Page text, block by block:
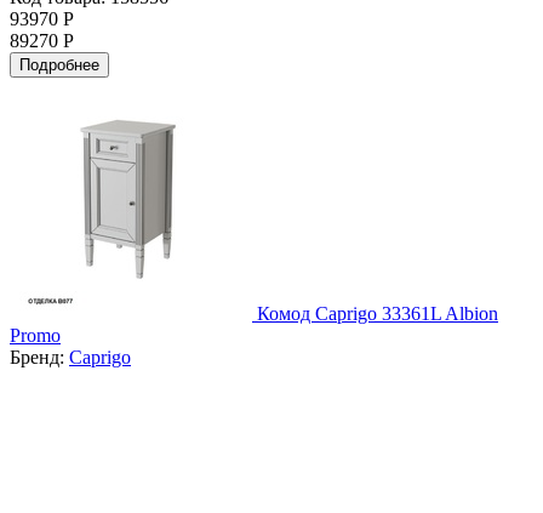
93970 Р
89270 Р
Подробнее
Комод Caprigo 33361L Albion
Promo
Бренд: Caprigo